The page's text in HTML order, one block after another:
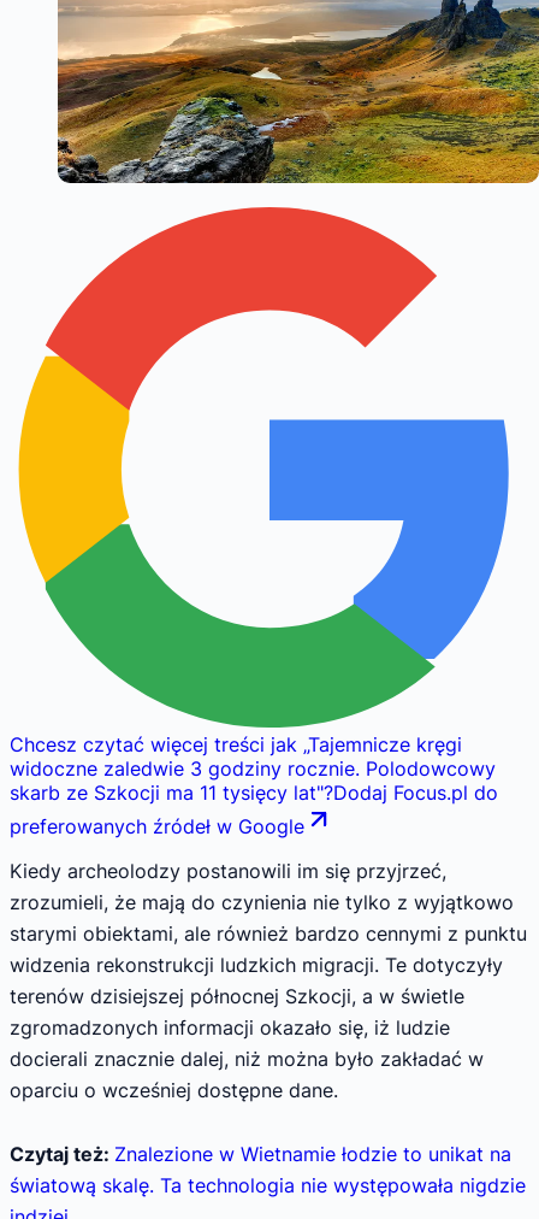
Chcesz czytać więcej treści jak „Tajemnicze kręgi
widoczne zaledwie 3 godziny rocznie. Polodowcowy
skarb ze Szkocji ma 11 tysięcy lat"?Dodaj Focus.pl do
preferowanych źródeł w Google
Kiedy archeolodzy postanowili im się przyjrzeć,
zrozumieli, że mają do czynienia nie tylko z wyjątkowo
starymi obiektami, ale również bardzo cennymi z punktu
widzenia rekonstrukcji ludzkich migracji. Te dotyczyły
terenów dzisiejszej północnej Szkocji, a w świetle
zgromadzonych informacji okazało się, iż ludzie
docierali znacznie dalej, niż można było zakładać w
oparciu o wcześniej dostępne dane.
Czytaj też: Znalezione w Wietnamie łodzie to unikat na
światową skalę. Ta technologia nie występowała nigdzie